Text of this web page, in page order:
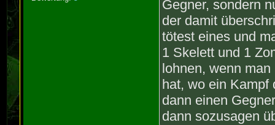
Gegner, sondern
der damit
tötest eines und
1 Skelett und 1
lohnen, wenn
hat, wo ein
dann einen
dann sozusagen